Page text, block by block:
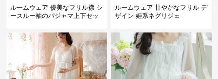
ルームウェア 優美なフリル襟 シ
ースルー袖のパジャマ上下セッ
ルームウェア 甘やかなフリル デ
ザイン 姫系ネグリジェ